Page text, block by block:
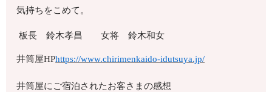
気持ちをこめて。
板長 鈴木孝昌 女将 鈴木和女
井筒屋HPhttps://www.chirimenkaido-idutsuya.jp/
井筒屋にご宿泊されたお客さまの感想